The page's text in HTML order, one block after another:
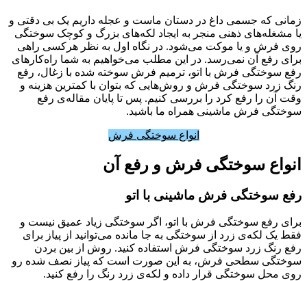
زمانی که جسمی داغ در دستان ماست و عجله داریم یک بی دقتی و
یا مشغله‌های ذهنی منجر به ایجاد لکه‌های بزرگ و کوچک سوختگی
روی فرش و یا موکت می‌شود. در نگاه اول به نظر هرکسی راهی
برای رفع آن نمی‌رسد. در این مطلب می‌خواهیم به شما راه‌کارهای
رفع سوختگی فرش با اتو، ترمیم فرش سوخته شده با زغال، رفع
رنگ زرد سوختگی فرش و روش‌هایی که بتوان با کمترین هزینه و
وقت آن را رفع کرد را بررسی کنیم. پس تا پایان مقاله‌ی رفع
سوختگی فرش ماشینی همراه ما باشید.
انواع سوختگی فرش
انواع سوختگی فرش و رفع آن
رفع سوختگی فرش ماشینی با اتو
برای رفع سوختگی فرش با اتو، اگر سوختگی زیاد عمیق نیست و
فقط یک لکه‌ی زرد از سوختگی به جا مانده می‌توانید از پیاز برای
رفع رنگ زرد سوختگی فرش استفاده کنید. روش از بین بردن
سوختگی سطحی فرش، به این صورت است که پیاز نصف شده رو
روی محل سوختگی قرار داده و لکه‌ی زرد رنگ را رفع کنید.